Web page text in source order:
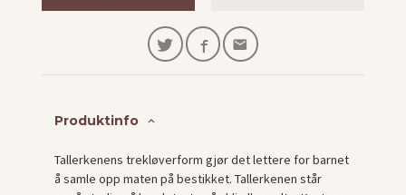
Produktinfo
Tallerkenens trekløverform gjør det lettere for barnet
å samle opp maten på bestikket. Tallerkenen står